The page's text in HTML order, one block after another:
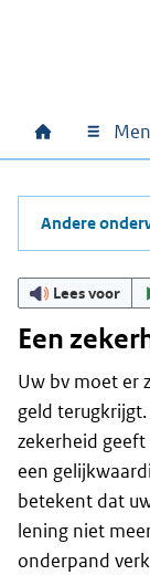
Home
Andere
Lees voor
Een
Uw bv moet er
geld
zekerheid
een
betekent dat
lening niet
onderpand